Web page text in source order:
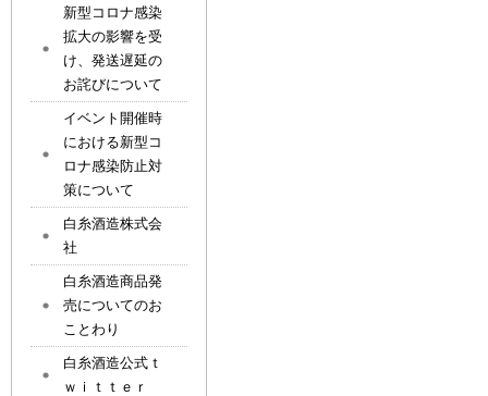
新型コロナ感染
拡大の影響を受
け、発送遅延の
お詫びについて
イベント開催時
における新型コ
ロナ感染防止対
策について
白糸酒造株式会
社
白糸酒造商品発
売についてのお
ことわり
白糸酒造公式ｔ
ｗｉｔｔｅｒ